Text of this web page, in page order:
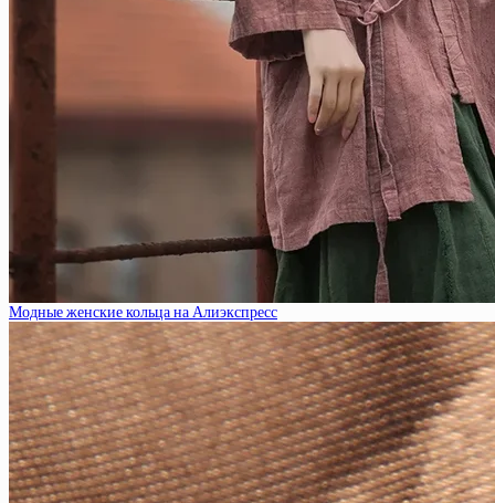
Модные женские кольца на Алиэкспресс